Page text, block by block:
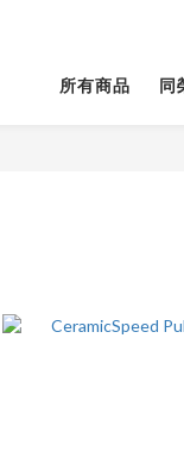
所有商品 同